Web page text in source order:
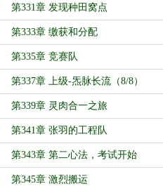
第331章 发现种田窝点
第333章 缴获和分配
第335章 竞赛队
第337章 上级-炁脉长流（8/8）
第339章 灵肉合一之旅
第341章 张羽的工程队
第343章 第二心法，考试开始
第345章 激烈搬运